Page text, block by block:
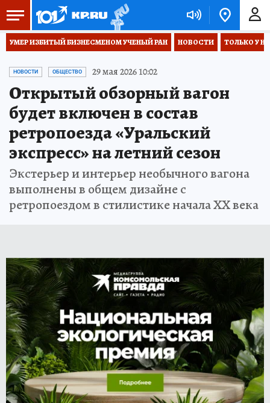
УМЕР ИЗБИТЫЙ БИЗНЕСМЕНОМ УЧЕНЫЙ РАН НОВОСТИ ТОЛЬКО У
НОВОСТИ ОБЩЕСТВО 29 мая 2026 10:02
Открытый обзорный вагон
будет включен в состав
ретропоезда «Уральский
экспресс» на летний сезон
Экстерьер и интерьер необычного вагона
выполнены в общем дизайне с
ретропоездом в стилистике начала XX века